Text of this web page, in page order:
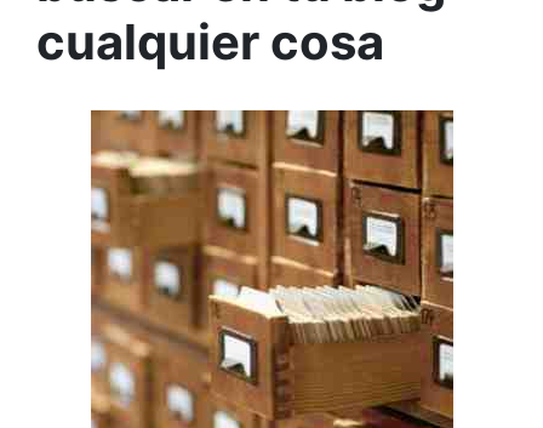
cualquier cosa